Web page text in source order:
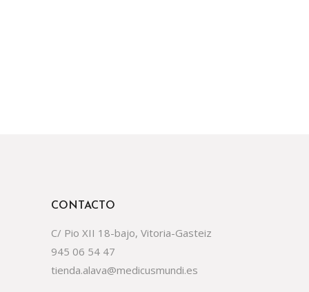
CONTACTO
C/ Pio XII 18-bajo, Vitoria-Gasteiz
945 06 54 47
tienda.alava@medicusmundi.es